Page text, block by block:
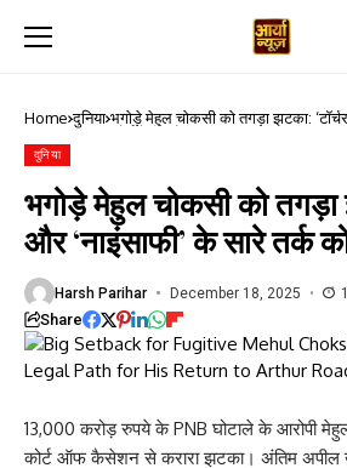
Home दुनिया भगोड़े मेहुल चोकसी को तगड़ा झटका:
दुनिया
भगोड़े मेहुल चोकसी को तगड़ा
और ‘नाइंसाफी’ के सारे तर्क
Harsh Parihar December 18, 2025
Share
13,000 करोड़ रुपये के PNB घोटाले के आरोपी
कोर्ट ऑफ कैसेशन से करारा झटका। अंतिम अपील